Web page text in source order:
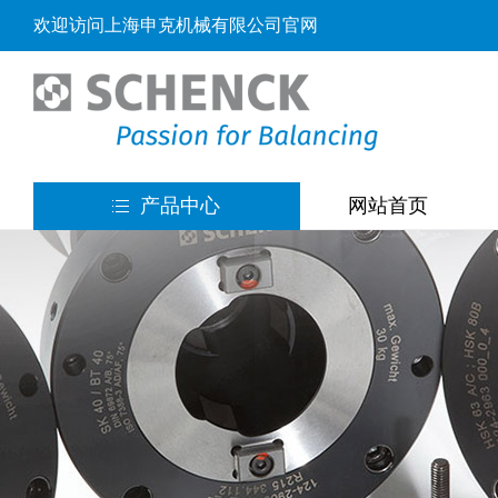
欢迎访问上海申克机械有限公司官网
产品中心 网站首页